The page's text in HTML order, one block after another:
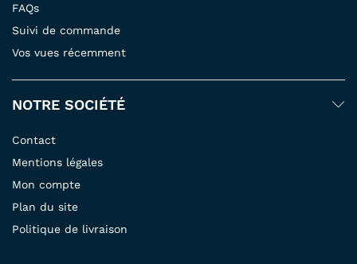
FAQs
Suivi de commande
Vos vues récemment
NOTRE SOCIÉTÉ
Contact
Mentions légales
Mon compte
Plan du site
Politique de livraison